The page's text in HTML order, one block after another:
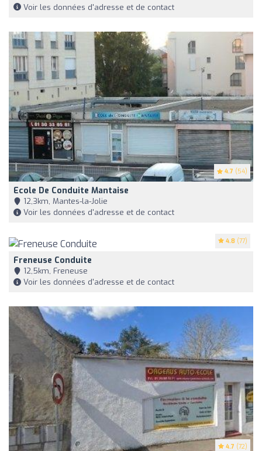
Voir les données d'adresse et de contact
4.7 (54)
Ecole De Conduite Mantaise
12,3km, Mantes-la-Jolie
Voir les données d'adresse et de contact
4.8 (77)
Freneuse Conduite
12,5km, Freneuse
Voir les données d'adresse et de contact
4.7 (72)